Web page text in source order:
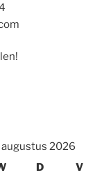
augustus 2026
D V